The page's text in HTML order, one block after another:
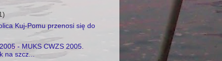
Kuj-Pomu przenosi się do
- MUKS CWZS 2005.
na szcz...